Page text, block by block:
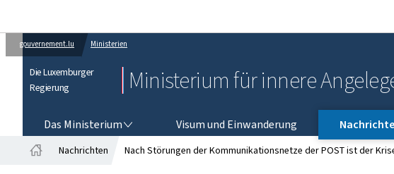
gouvernement.lu Ministerien
Die Luxemburger
Regierung
Ministerium für innere
Das Ministerium Visum und Einwanderung
Nachrichten Nach Störungen der Kommunikationsnetze der POST ist der